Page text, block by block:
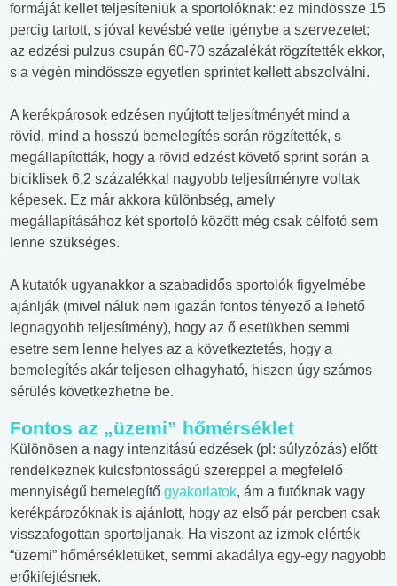
formáját kellet teljesíteniük a sportolóknak: ez mindössze 15
percig tartott, s jóval kevésbé vette igénybe a szervezetet;
az edzési pulzus csupán 60-70 százalékát rögzítették ekkor,
s a végén mindössze egyetlen sprintet kellett abszolválni.
A kerékpárosok edzésen nyújtott teljesítményét mind a
rövid, mind a hosszú bemelegítés során rögzítették, s
megállapították, hogy a rövid edzést követő sprint során a
biciklisek 6,2 százalékkal nagyobb teljesítményre voltak
képesek. Ez már akkora különbség, amely
megállapításához két sportoló között még csak célfotó sem
lenne szükséges.
A kutatók ugyanakkor a szabadidős sportolók figyelmébe
ajánlják (mivel náluk nem igazán fontos tényező a lehető
legnagyobb teljesítmény), hogy az ő esetükben semmi
esetre sem lenne helyes az a következtetés, hogy a
bemelegítés akár teljesen elhagyható, hiszen úgy számos
sérülés következhetne be.
Fontos az „üzemi” hőmérséklet
Különösen a nagy intenzitású edzések (pl: súlyzózás) előtt
rendelkeznek kulcsfontosságú szereppel a megfelelő
mennyiségű bemelegítő gyakorlatok, ám a futóknak vagy
kerékpározóknak is ajánlott, hogy az első pár percben csak
visszafogottan sportoljanak. Ha viszont az izmok elérték
“üzemi” hőmérsékletüket, semmi akadálya egy-egy nagyobb
erőkifejtésnek.